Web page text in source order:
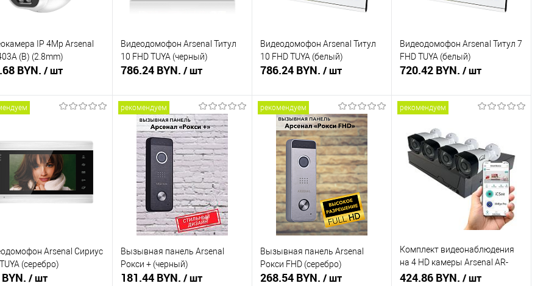
IP 4Mp Arsenal
(B) (2.8mm)
BYN. / шт
в 1 клик
Сравнение
В наличии
Видеодомофон Arsenal Титул
10 FHD TUYA (черный)
786.24 BYN. / шт
В корзину
Купить в 1 клик
Сравнение
В избранное
В наличии
Видеодомофон Arsenal Титул
10 FHD TUYA (белый)
786.24 BYN. / шт
В корзину
Купить в 1 клик
Сравнение
В избранное
В наличии
Видеодомофон Arsenal Титул 7
FHD TUYA (белый)
720.42 BYN. / шт
Купить в 1 клик
Сравнение
В избранное
В наличии
Arsenal Сириус
(серебро)
/ шт
рекомендуем
Вызывная панель Arsenal
Рокси + (черный)
181.44 BYN. / шт
рекомендуем
Вызывная панель Arsenal
Рокси FHD (серебро)
268.54 BYN. / шт
рекомендуем
Комплект видеонаблюдения
на 4 HD камеры Arsenal AR-
KIT4-220HD (3.6mm)
424.86 BYN. / шт